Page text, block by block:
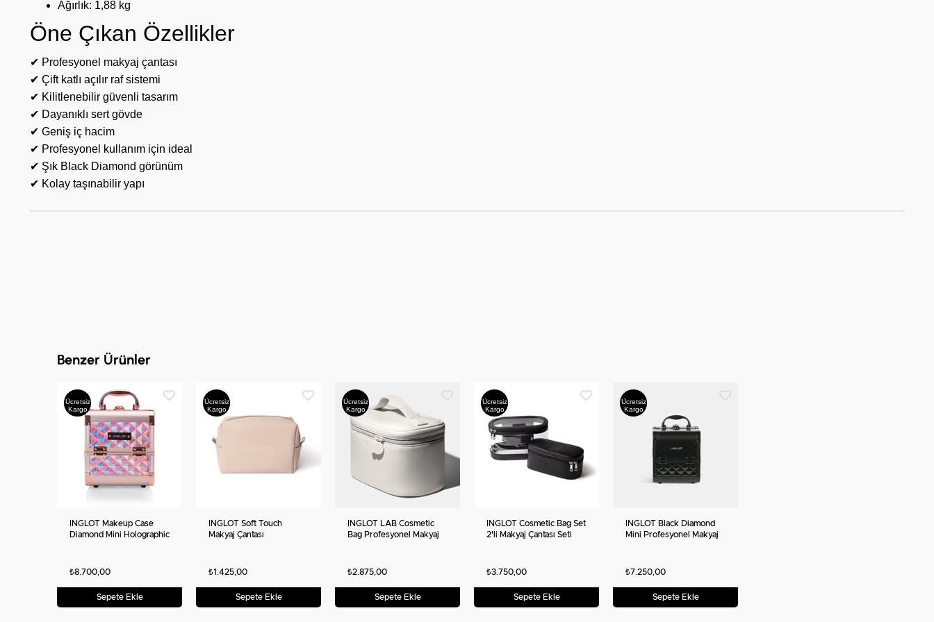
Ağırlık: 1,88 kg
Öne Çıkan Özellikler
✔ Profesyonel makyaj çantası
✔ Çift katlı açılır raf sistemi
✔ Kilitlenebilir güvenli tasarım
✔ Dayanıklı sert gövde
✔ Geniş iç hacim
✔ Profesyonel kullanım için ideal
✔ Şık Black Diamond görünüm
✔ Kolay taşınabilir yapı
Benzer Ürünler
Ücretsiz
Kargo
INGLOT Makeup Case
Diamond Mini Holographic
Çantası Kilitli Organizer
₺8.700,00
Sepete Ekle
Ücretsiz
Kargo
INGLOT Soft Touch
Makyaj Çantası
₺1.425,00
Sepete Ekle
Ücretsiz
Kargo
INGLOT LAB Cosmetic
Bag Profesyonel Makyaj
₺2.875,00
Sepete Ekle
Ücretsiz
Kargo
INGLOT Cosmetic Bag Set
2'li Makyaj Çantası Seti
₺3.750,00
Sepete Ekle
Ücretsiz
Kargo
INGLOT Black Diamond
Mini Profesyonel Makyaj
₺7.250,00
Sepete Ekle